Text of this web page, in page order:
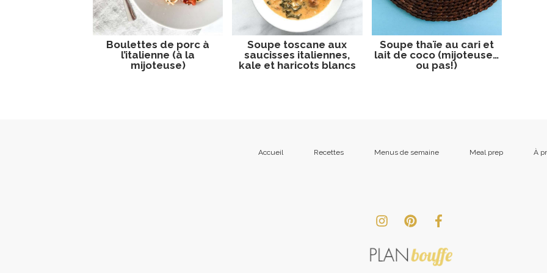
Boulettes de porc à
l’italienne (à la
mijoteuse)
Soupe toscane aux
saucisses italiennes,
kale et haricots blancs
Soupe thaïe au cari et
lait de coco (mijoteuse…
ou pas!)
Accueil Recettes Menus de semaine Meal prep À